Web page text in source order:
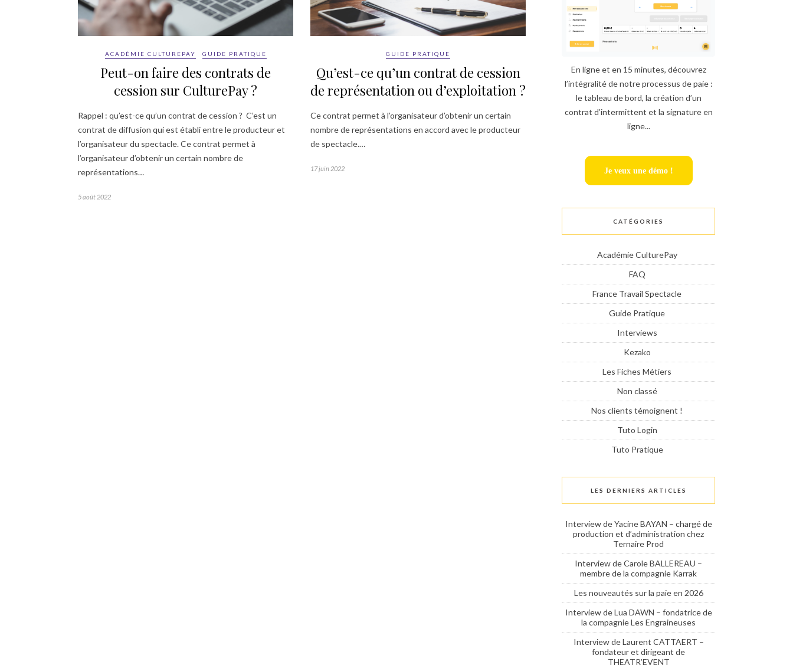
ACADÉMIE CULTUREPAY GUIDE PRATIQUE
Peut-on faire des contrats de
cession sur CulturePay ?
Rappel : qu’est-ce qu’un contrat de cession ? C’est un
contrat de diffusion qui est établi entre le producteur et
l’organisateur du spectacle. Ce contrat permet à
l’organisateur d’obtenir un certain nombre de
représentations…
5 août 2022
GUIDE PRATIQUE
Qu’est-ce qu’un contrat de cession
de représentation ou d’exploitation ?
Ce contrat permet à l’organisateur d’obtenir un certain
nombre de représentations en accord avec le producteur
de spectacle.…
17 juin 2022
En ligne et en 15 minutes, découvrez
l’intégralité de notre processus de paie :
le tableau de bord, la création d’un
contrat d’intermittent et la signature en
ligne...
Je veux une démo !
CATÉGORIES
Académie CulturePay
FAQ
France Travail Spectacle
Guide Pratique
Interviews
Kezako
Les Fiches Métiers
Non classé
Nos clients témoignent !
Tuto Login
Tuto Pratique
LES DERNIERS ARTICLES
Interview de Yacine BAYAN – chargé de
production et d’administration chez
Ternaire Prod
Interview de Carole BALLEREAU –
membre de la compagnie Karrak
Les nouveautés sur la paie en 2026
Interview de Lua DAWN – fondatrice de
la compagnie Les Engraineuses
Interview de Laurent CATTAERT –
fondateur et dirigeant de
THEATR’EVENT